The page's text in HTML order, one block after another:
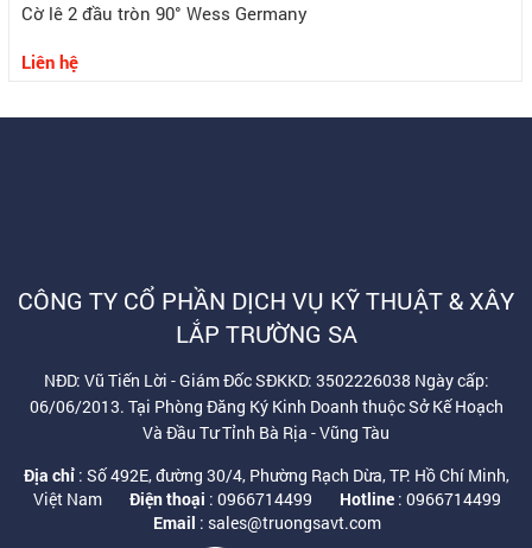
Cờ lê 2 đầu tròn 90° Wess Germany
Liên hệ
CÔNG TY CỔ PHẦN DỊCH VỤ KỸ THUẬT & XÂY
LẮP TRƯỜNG SA
NĐD: Vũ Tiến Lời - Giám Đốc SĐKKD: 3502226038 Ngày cấp:
06/06/2013. Tại Phòng Đăng Ký Kinh Doanh thuộc Sở Kế Hoạch
Và Đầu Tư Tỉnh Bà Rịa - Vũng Tàu
Địa chỉ : Số 492E, đường 30/4, Phường Rạch Dừa, TP. Hồ Chí Minh,
Việt Nam
Điện thoại : 0966714499 Hotline: 0966714499
Email : sales@truongsavt.com